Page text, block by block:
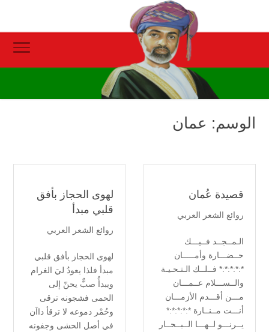
الوسم: عمان
قصيدة عُمان
روائع الشعر العربي
الـمــجــد فــيـــك
حــضـــارة وأمـــــان
*:*:*:*:* فــلــك الـتـحـيـة
والــســـلام عــمـــان
مـــن أقـــدم الأزمـــان
أنـــت مــنــارة *:*:*:*:*
يــرنـــو لــهـــا الــبــحــار
لهوى الحجاز بأفق
قلبي مبدأ
روائع الشعر العربي
لهوى الحجاز بأفق قلبي
مبدأ فلذا يعودُ ليَ الغرام
ويبدأُ صبٌّ يحنّ إلى
الحمى فشجونه ترقى
وحُمْر دموعه لا ترقأ داآن
في أصل الحشى وجفونه